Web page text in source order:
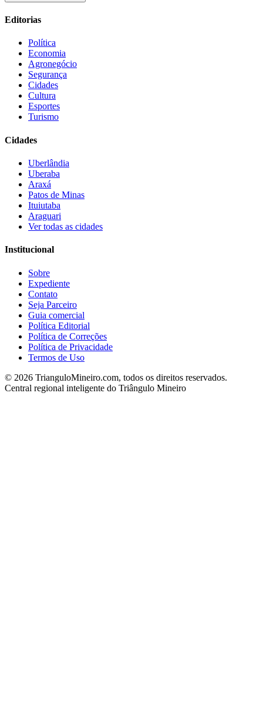
Editorias
Política
Economia
Agronegócio
Segurança
Cidades
Cultura
Esportes
Turismo
Cidades
Uberlândia
Uberaba
Araxá
Patos de Minas
Ituiutaba
Araguari
Ver todas as cidades
Institucional
Sobre
Expediente
Contato
Seja Parceiro
Guia comercial
Política Editorial
Política de Correções
Política de Privacidade
Termos de Uso
© 2026 TrianguloMineiro.com, todos os direitos reservados.
Central regional inteligente do Triângulo Mineiro